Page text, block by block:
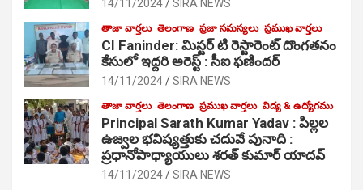
14/11/2024 SIRA NEWS
తాజా వార్తలు తెలంగాణ ప్రజా సమస్యలు ప్రముఖ వార్తలు
CI Faninder: మిస్టర్ టి రెస్టారెంట్ దొంగతనం
కేసులో ఇద్దరి అరెస్ట్ : సీఐ ఫణిందర్
14/11/2024 SIRA NEWS
తాజా వార్తలు తెలంగాణ ప్రముఖ వార్తలు విద్య & ఉద్యోగము
Principal Sarath Kumar Yadav : పిల్లల
ఉజ్వల భవిష్యత్తుకు చదువే పునాది :
ప్రధానోపాధ్యాయులు శరత్ కుమార్ యాదవ్
14/11/2024 SIRA NEWS